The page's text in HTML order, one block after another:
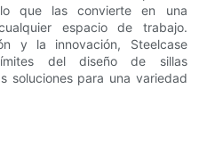
que las convierte en una
espacio de trabajo.
y la innovación, Steelcase
del diseño de sillas
soluciones para una variedad